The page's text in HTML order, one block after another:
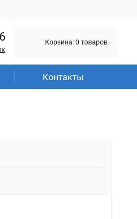
Корзина: 0 товаров
Контакты